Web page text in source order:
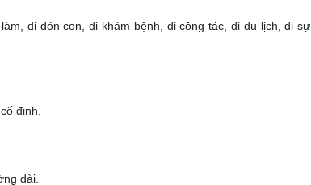
đi đón con, đi khám bệnh, đi công tác, đi du lịch, đi sự
định,
dài.